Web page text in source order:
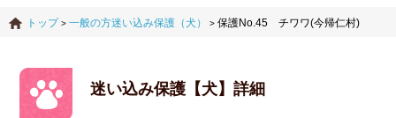
トップ > 一般の方迷い込み保護（犬） > 保護No.45 チワワ(今帰仁村)
迷い込み保護【犬】詳細